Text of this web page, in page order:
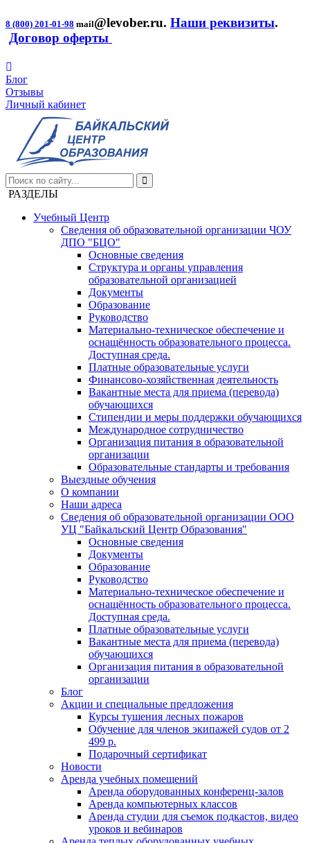
8 (800) 201-01-98 mail@levober.ru. Наши реквизиты.
Договор оферты
Блог
Отзывы
Личный кабинет
РАЗДЕЛЫ
Учебный Центр
Сведения об образовательной организации ЧОУ
ДПО "БЦО"
Основные сведения
Структура и органы управления
образовательной организацией
Документы
Образование
Руководство
Материально-техническое обеспечение и
оснащённость образовательного процесса.
Доступная среда.
Платные образовательные услуги
Финансово-хозяйственная деятельность
Вакантные места для приема (перевода)
обучающихся
Стипендии и меры поддержки обучающихся
Международное сотрудничество
Организация питания в образовательной
организации
Образовательные стандарты и требования
Выездные обучения
О компании
Наши адреса
Сведения об образовательной организации ООО
УЦ "Байкальский Центр Образования"
Основные сведения
Документы
Образование
Руководство
Материально-техническое обеспечение и
оснащённость образовательного процесса.
Доступная среда.
Платные образовательные услуги
Вакантные места для приема (перевода)
обучающихся
Организация питания в образовательной
организации
Блог
Акции и специальные предложения
Курсы тушения лесных пожаров
Обучение для членов экипажей судов от 2
499 р.
Подарочный сертификат
Новости
Аренда учебных помещений
Аренда оборудованных конференц-залов
Аренда компьютерных классов
Аренда студии для съемок подкастов, видео
уроков и вебинаров